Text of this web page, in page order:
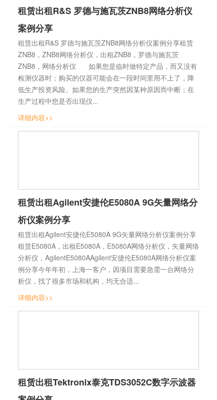
租赁出租R&S 罗德与施瓦茨ZNB8网络分析仪
案例分享
租赁出租R&S 罗德与施瓦茨ZNB8网络分析仪案例分享租赁
ZNB8，ZNB8网络分析仪，出租ZNB8，罗德与施瓦茨
ZNB8，网络分析仪 如果您是临时做特定产品，而又没有
检测仪器时；购买的仪器可能会在一段时间里用不上了，降
低生产投资风险。如果您的生产突然因某种原因而中断；在
生产过程中您是否出现仪...
详细内容>>
租赁出租Agilent安捷伦E5080A 9G矢量网络分
析仪案例分享
租赁出租Agilent安捷伦E5080A 9G矢量网络分析仪案例分享
租赁E5080A，出租E5080A，E5080A网络分析仪，矢量网络
分析仪，AgilentE5080AAgilent安捷伦E5080A网络分析仪案
例分享今年年初，上海一客户，因项目需要急需一台网络分
析仪，找了很多市场和机构，均无合适...
详细内容>>
租赁出租Tektronix泰克TDS3052C数字示波器